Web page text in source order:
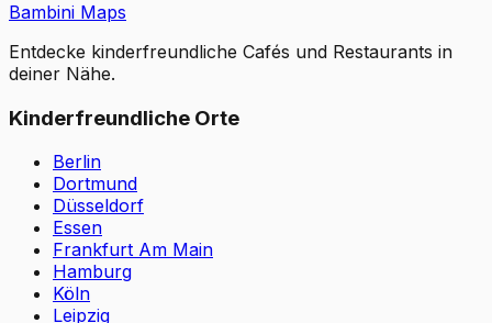
Bambini Maps
Entdecke kinderfreundliche Cafés und Restaurants in
deiner Nähe.
Kinderfreundliche Orte
Berlin
Dortmund
Düsseldorf
Essen
Frankfurt Am Main
Hamburg
Köln
Leipzig